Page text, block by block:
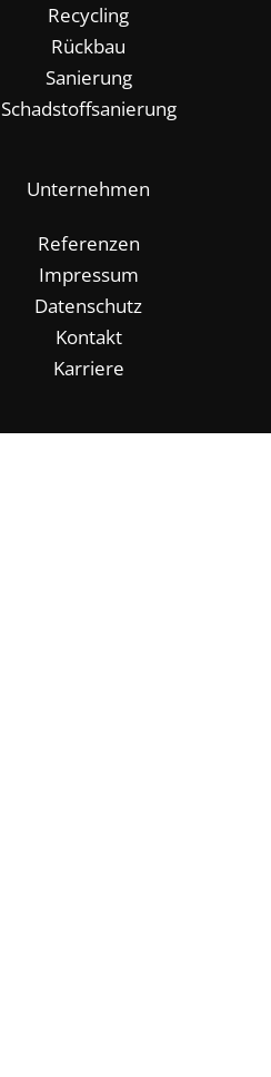
Recycling
Rückbau
Sanierung
Schadstoffsanierung
Unternehmen
Referenzen
Impressum
Datenschutz
Kontakt
Karriere